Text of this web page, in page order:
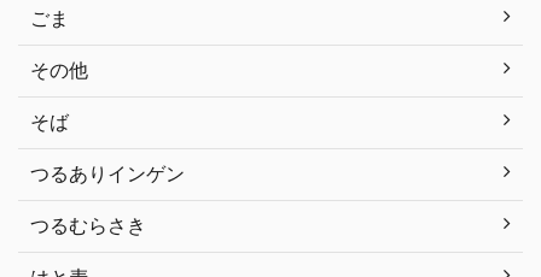
ごま
その他
そば
つるありインゲン
つるむらさき